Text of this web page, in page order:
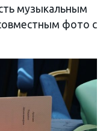
музыкальным
фото с